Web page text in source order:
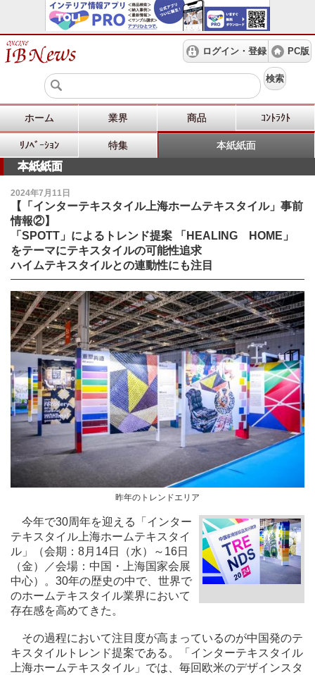
ログイン・登録 PC版
検索
ホーム 業界 商品 ｺﾝﾄﾗｸﾄ
ﾘﾉﾍﾞｰｼｮﾝ 特集 本紙紙面
本紙紙面
2024年7月11日
【「インターテキスタイル上海ホームテキスタイル」事前
情報②】
「SPOTT」によるトレンド提案 「HEALING HOME」
をテーマにテキスタイルの可能性追求
ハイムテキスタイルとの連動性にも注目
昨年のトレンドエリア
今年で30周年を迎える「インター
テキスタイル上海ホームテキスタイ
ル」（会期：8月14日（水）～16日
（金）／会場：中国・上海国家会展
中心）。30年の歴史の中で、世界で
のホームテキスタイル業界において
存在感を高めてきた。
その過程において注目度が高まっているのが中国発のテ
キスタイルトレンド提案である。「インターテキスタイル
上海ホームテキスタイル」では、毎回欧米のデザインスタ